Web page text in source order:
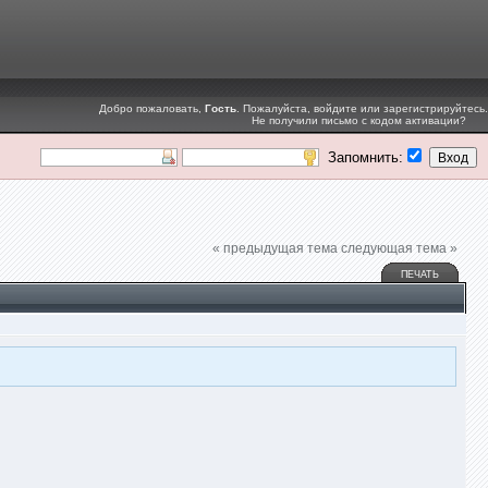
Добро пожаловать, Гость . Пожалуйста, войдите или зарегистрируйтесь
Не получили письмо с кодом активации?
Запомнить:
« предыдущая тема следующая тема »
ПЕЧАТЬ